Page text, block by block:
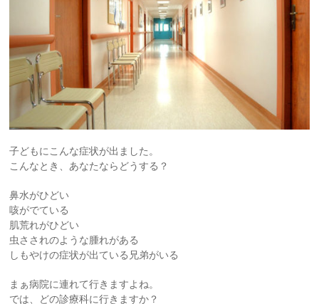
子どもにこんな症状が出ました。
こんなとき、あなたならどうする？
鼻水がひどい
咳がでている
肌荒れがひどい
虫さされのような腫れがある
しもやけの症状が出ている兄弟がいる
まぁ病院に連れて行きますよね。
では、どの診療科に行きますか？